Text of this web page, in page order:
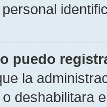
puedo
la
deshabilitara